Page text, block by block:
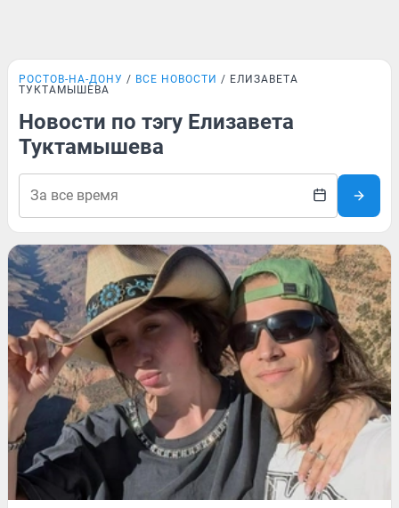
РОСТОВ-НА-ДОНУ ВСЕ НОВОСТИ
ЕЛИЗАВЕТА
ТУКТАМЫШЕВА
Новости по тэгу Елизавета
Туктамышева